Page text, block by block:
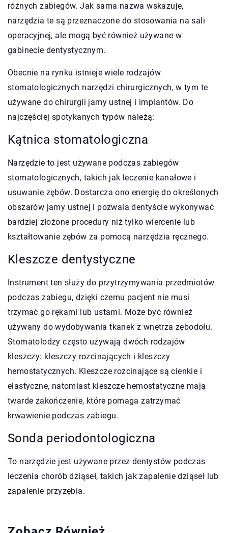
różnych zabiegów. Jak sama nazwa wskazuje,
narzędzia te są przeznaczone do stosowania na sali
operacyjnej, ale mogą być również używane w
gabinecie dentystycznym.
Obecnie na rynku istnieje wiele rodzajów
stomatologicznych narzędzi chirurgicznych, w tym te
używane do chirurgii jamy ustnej i implantów. Do
najczęściej spotykanych typów należą:
Kątnica stomatologiczna
Narzędzie to jest używane podczas zabiegów
stomatologicznych, takich jak leczenie kanałowe i
usuwanie zębów. Dostarcza ono energię do określonych
obszarów jamy ustnej i pozwala dentyście wykonywać
bardziej złożone procedury niż tylko wiercenie lub
kształtowanie zębów za pomocą narzędzia ręcznego.
Kleszcze dentystyczne
Instrument ten służy do przytrzymywania przedmiotów
podczas zabiegu, dzięki czemu pacjent nie musi
trzymać go rękami lub ustami. Może być również
używany do wydobywania tkanek z wnętrza zębodołu.
Stomatolodzy często używają dwóch rodzajów
kleszczy: kleszczy rozcinających i kleszczy
hemostatycznych. Kleszcze rozcinające są cienkie i
elastyczne, natomiast kleszcze hemostatyczne mają
twarde zakończenie, które pomaga zatrzymać
krwawienie podczas zabiegu.
Sonda periodontologiczna
To narzędzie jest używane przez dentystów podczas
leczenia chorób dziąseł, takich jak zapalenie dziąseł lub
zapalenie przyzębia.